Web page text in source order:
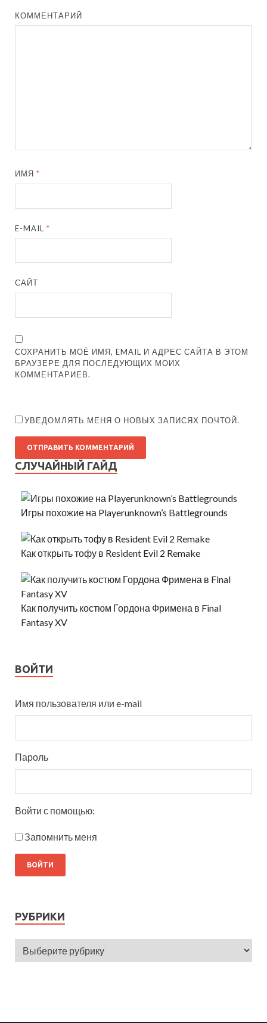
КОММЕНТАРИЙ
ИМЯ*
E-MAIL*
САЙТ
СОХРАНИТЬ МОЁ ИМЯ, EMAIL И АДРЕС САЙТА В ЭТОМ
БРАУЗЕРЕ ДЛЯ ПОСЛЕДУЮЩИХ МОИХ
КОММЕНТАРИЕВ.
УВЕДОМЛЯТЬ МЕНЯ О НОВЫХ ЗАПИСЯХ ПОЧТОЙ.
СЛУЧАЙНЫЙ ГАЙД
Игры похожие на Playerunknown’s Battlegrounds
Как открыть тофу в Resident Evil 2 Remake
Как получить костюм Гордона Фримена в Final
Fantasy XV
ВОЙТИ
Имя пользователя или e-mail
Пароль
Войти с помощью:
Запомнить меня
РУБРИКИ